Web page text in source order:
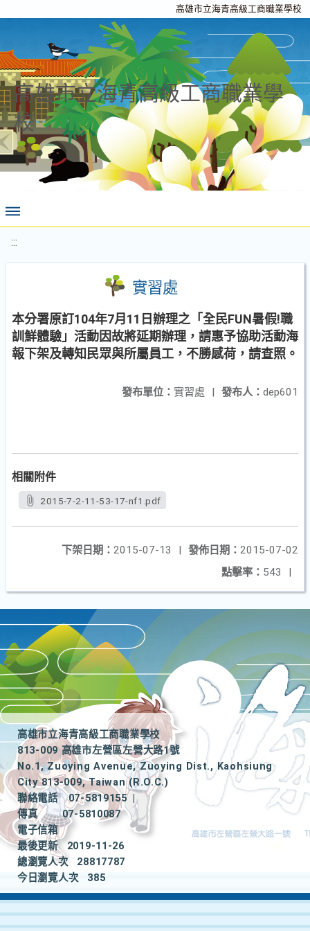
高雄市立海青高級工商職業學校
高雄市立海青高級工商職業學
校
:::
實習處
本分署原訂104年7月11日辦理之「全民FUN暑假!職
訓鮮體驗」活動因故將延期辦理，請惠予協助活動海
報下架及轉知民眾與所屬員工，不勝感荷，請查照。
發布人： dep601
發布單位： 實習處 |
相關附件
2015-7-2-11-53-17-nf1.pdf
發佈日期： 2015-07-02
下架日期： 2015-07-13
|
點擊率： 543 |
高雄市立海青高級工商職業學校
813-009 高雄市左營區左營大路1號
No.1, Zuoying Avenue, Zuoying Dist., Kaohsiung
City 813-009, Taiwan (R.O.C.)
聯絡電話
07-5819155
|
傳真
07-5810087
電子信箱
最後更新
2019-11-26
總瀏覽人次
28817787
今日瀏覽人次
385